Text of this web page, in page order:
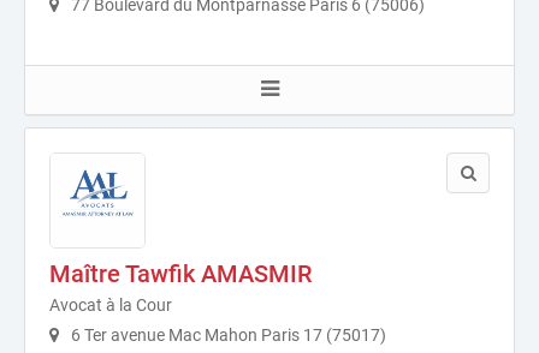
77 Boulevard du Montparnasse Paris 6 (75006)
Maître Tawfik AMASMIR
Avocat à la Cour
6 Ter avenue Mac Mahon Paris 17 (75017)